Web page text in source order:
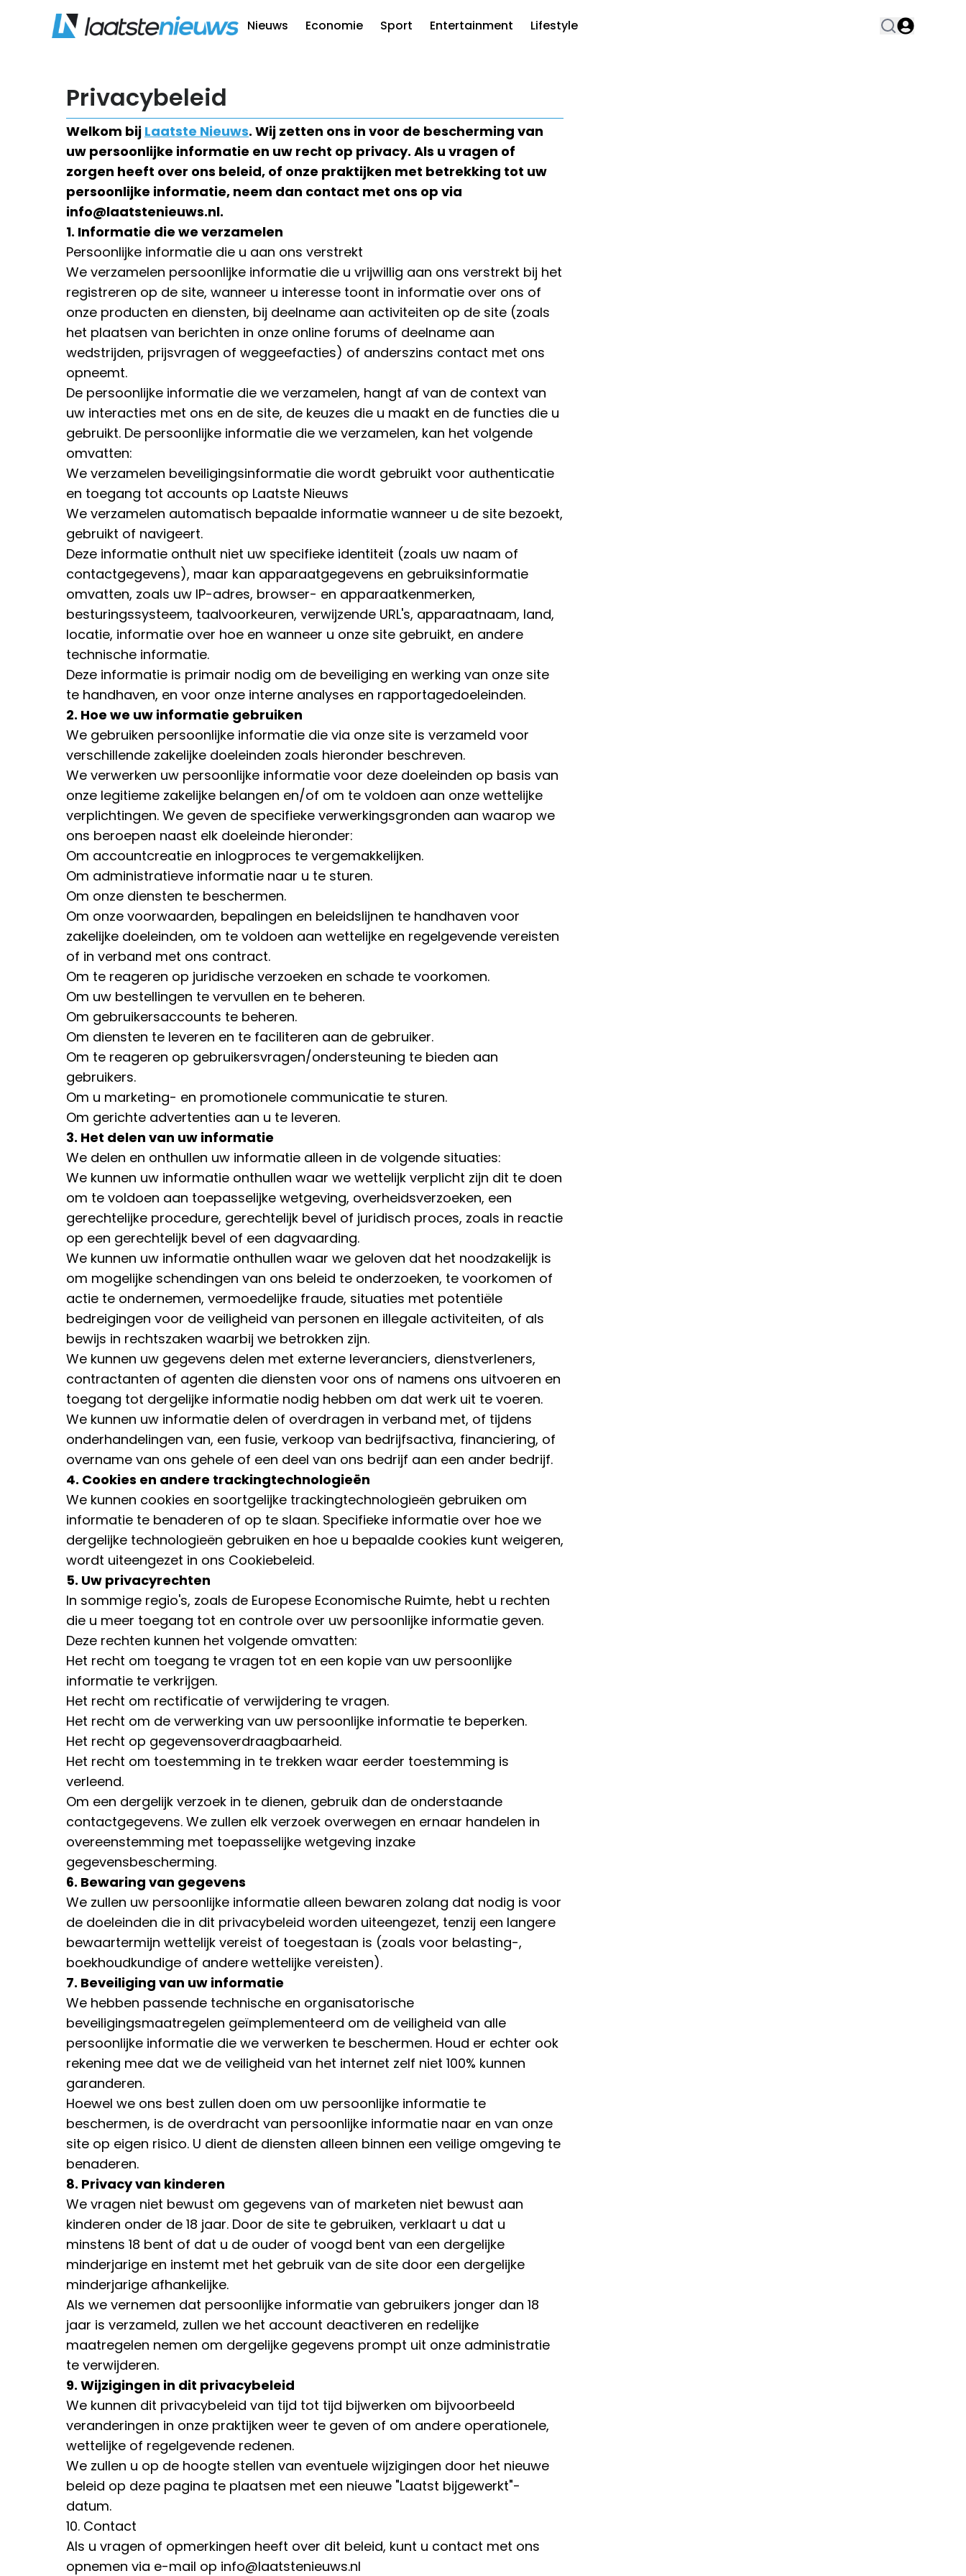
Nieuws Economie Sport Entertainment Lifestyle
Privacybeleid
Welkom bij Laatste Nieuws. Wij zetten ons in voor de bescherming van
uw persoonlijke informatie en uw recht op privacy. Als u vragen of
zorgen heeft over ons beleid, of onze praktijken met betrekking tot uw
persoonlijke informatie, neem dan contact met ons op via
info@laatstenieuws.nl.
1. Informatie die we verzamelen
Persoonlijke informatie die u aan ons verstrekt
We verzamelen persoonlijke informatie die u vrijwillig aan ons verstrekt bij het
registreren op de site, wanneer u interesse toont in informatie over ons of
onze producten en diensten, bij deelname aan activiteiten op de site (zoals
het plaatsen van berichten in onze online forums of deelname aan
wedstrijden, prijsvragen of weggeefacties) of anderszins contact met ons
opneemt.
De persoonlijke informatie die we verzamelen, hangt af van de context van
uw interacties met ons en de site, de keuzes die u maakt en de functies die u
gebruikt. De persoonlijke informatie die we verzamelen, kan het volgende
omvatten:
We verzamelen beveiligingsinformatie die wordt gebruikt voor authenticatie
en toegang tot accounts op Laatste Nieuws
We verzamelen automatisch bepaalde informatie wanneer u de site bezoekt,
gebruikt of navigeert.
Deze informatie onthult niet uw specifieke identiteit (zoals uw naam of
contactgegevens), maar kan apparaatgegevens en gebruiksinformatie
omvatten, zoals uw IP-adres, browser- en apparaatkenmerken,
besturingssysteem, taalvoorkeuren, verwijzende URL's, apparaatnaam, land,
locatie, informatie over hoe en wanneer u onze site gebruikt, en andere
technische informatie.
Deze informatie is primair nodig om de beveiliging en werking van onze site
te handhaven, en voor onze interne analyses en rapportagedoeleinden.
2. Hoe we uw informatie gebruiken
We gebruiken persoonlijke informatie die via onze site is verzameld voor
verschillende zakelijke doeleinden zoals hieronder beschreven.
We verwerken uw persoonlijke informatie voor deze doeleinden op basis van
onze legitieme zakelijke belangen en/of om te voldoen aan onze wettelijke
verplichtingen. We geven de specifieke verwerkingsgronden aan waarop we
ons beroepen naast elk doeleinde hieronder:
Om accountcreatie en inlogproces te vergemakkelijken.
Om administratieve informatie naar u te sturen.
Om onze diensten te beschermen.
Om onze voorwaarden, bepalingen en beleidslijnen te handhaven voor
zakelijke doeleinden, om te voldoen aan wettelijke en regelgevende vereisten
of in verband met ons contract.
Om te reageren op juridische verzoeken en schade te voorkomen.
Om uw bestellingen te vervullen en te beheren.
Om gebruikersaccounts te beheren.
Om diensten te leveren en te faciliteren aan de gebruiker.
Om te reageren op gebruikersvragen/ondersteuning te bieden aan
gebruikers.
Om u marketing- en promotionele communicatie te sturen.
Om gerichte advertenties aan u te leveren.
3. Het delen van uw informatie
We delen en onthullen uw informatie alleen in de volgende situaties:
We kunnen uw informatie onthullen waar we wettelijk verplicht zijn dit te doen
om te voldoen aan toepasselijke wetgeving, overheidsverzoeken, een
gerechtelijke procedure, gerechtelijk bevel of juridisch proces, zoals in reactie
op een gerechtelijk bevel of een dagvaarding.
We kunnen uw informatie onthullen waar we geloven dat het noodzakelijk is
om mogelijke schendingen van ons beleid te onderzoeken, te voorkomen of
actie te ondernemen, vermoedelijke fraude, situaties met potentiële
bedreigingen voor de veiligheid van personen en illegale activiteiten, of als
bewijs in rechtszaken waarbij we betrokken zijn.
We kunnen uw gegevens delen met externe leveranciers, dienstverleners,
contractanten of agenten die diensten voor ons of namens ons uitvoeren en
toegang tot dergelijke informatie nodig hebben om dat werk uit te voeren.
We kunnen uw informatie delen of overdragen in verband met, of tijdens
onderhandelingen van, een fusie, verkoop van bedrijfsactiva, financiering, of
overname van ons gehele of een deel van ons bedrijf aan een ander bedrijf.
4. Cookies en andere trackingtechnologieën
We kunnen cookies en soortgelijke trackingtechnologieën gebruiken om
informatie te benaderen of op te slaan. Specifieke informatie over hoe we
dergelijke technologieën gebruiken en hoe u bepaalde cookies kunt weigeren,
wordt uiteengezet in ons Cookiebeleid.
5. Uw privacyrechten
In sommige regio's, zoals de Europese Economische Ruimte, hebt u rechten
die u meer toegang tot en controle over uw persoonlijke informatie geven.
Deze rechten kunnen het volgende omvatten:
Het recht om toegang te vragen tot en een kopie van uw persoonlijke
informatie te verkrijgen.
Het recht om rectificatie of verwijdering te vragen.
Het recht om de verwerking van uw persoonlijke informatie te beperken.
Het recht op gegevensoverdraagbaarheid.
Het recht om toestemming in te trekken waar eerder toestemming is
verleend.
Om een dergelijk verzoek in te dienen, gebruik dan de onderstaande
contactgegevens. We zullen elk verzoek overwegen en ernaar handelen in
overeenstemming met toepasselijke wetgeving inzake
gegevensbescherming.
6. Bewaring van gegevens
We zullen uw persoonlijke informatie alleen bewaren zolang dat nodig is voor
de doeleinden die in dit privacybeleid worden uiteengezet, tenzij een langere
bewaartermijn wettelijk vereist of toegestaan is (zoals voor belasting-,
boekhoudkundige of andere wettelijke vereisten).
7. Beveiliging van uw informatie
We hebben passende technische en organisatorische
beveiligingsmaatregelen geïmplementeerd om de veiligheid van alle
persoonlijke informatie die we verwerken te beschermen. Houd er echter ook
rekening mee dat we de veiligheid van het internet zelf niet 100% kunnen
garanderen.
Hoewel we ons best zullen doen om uw persoonlijke informatie te
beschermen, is de overdracht van persoonlijke informatie naar en van onze
site op eigen risico. U dient de diensten alleen binnen een veilige omgeving te
benaderen.
8. Privacy van kinderen
We vragen niet bewust om gegevens van of marketen niet bewust aan
kinderen onder de 18 jaar. Door de site te gebruiken, verklaart u dat u
minstens 18 bent of dat u de ouder of voogd bent van een dergelijke
minderjarige en instemt met het gebruik van de site door een dergelijke
minderjarige afhankelijke.
Als we vernemen dat persoonlijke informatie van gebruikers jonger dan 18
jaar is verzameld, zullen we het account deactiveren en redelijke
maatregelen nemen om dergelijke gegevens prompt uit onze administratie
te verwijderen.
9. Wijzigingen in dit privacybeleid
We kunnen dit privacybeleid van tijd tot tijd bijwerken om bijvoorbeeld
veranderingen in onze praktijken weer te geven of om andere operationele,
wettelijke of regelgevende redenen.
We zullen u op de hoogte stellen van eventuele wijzigingen door het nieuwe
beleid op deze pagina te plaatsen met een nieuwe "Laatst bijgewerkt"-
datum.
10. Contact
Als u vragen of opmerkingen heeft over dit beleid, kunt u contact met ons
opnemen via e-mail op info@laatstenieuws.nl